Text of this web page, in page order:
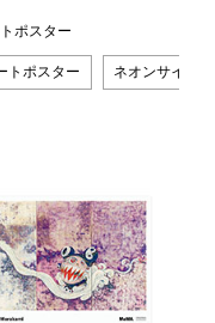
ポスター
トポスター ネオンサイン